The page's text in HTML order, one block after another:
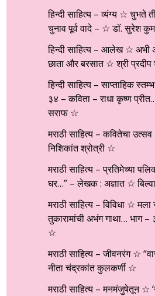
हिन्दी साहित्य – व्यंग्य ☆
चुनाव पूर्व वादे – ☆ डॉ. सुरेश
हिन्दी साहित्य – आलेख ☆
छाता और बरसात ☆ श्री प्रदीप
हिन्दी साहित्य – साप्ताहिक
३४ – कविता – राधा कृष्ण
सराफ ☆
मराठी साहित्य – कवितेचा
निशिकांत श्रोत्री ☆
मराठी साहित्य – प्रतिमेच्या
घर…” – लेखक : अज्ञात ☆
मराठी साहित्य – विविधा ☆
तुकारामांची अभंग गाथा… भाग
☆
मराठी साहित्य – जीवनरंग ☆
नीता चंद्रकांत कुलकर्णी ☆
मराठी साहित्य – मनमंजुषेतून ☆